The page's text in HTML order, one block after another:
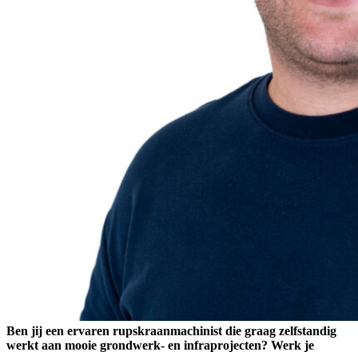
Ben jij een ervaren rupskraanmachinist die graag zelfstandig
werkt aan mooie grondwerk- en infraprojecten? Werk je